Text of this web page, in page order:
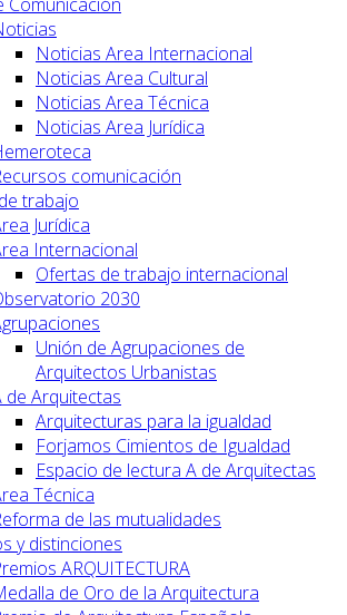
Noticias Area Internacional
Noticias Area Cultural
Noticias Area Técnica
Noticias Area Jurídica
comunicación
trabajo
Jurídica
Internacional
Ofertas de trabajo internacional
2030
Unión de Agrupaciones de
Arquitectos Urbanistas
de Arquitectas
Arquitecturas para la igualdad
Forjamos Cimientos de Igualdad
Espacio de lectura A de Arquitectas
Técnica
de las mutualidades
y distinciones
ARQUITECTURA
de Oro de la Arquitectura